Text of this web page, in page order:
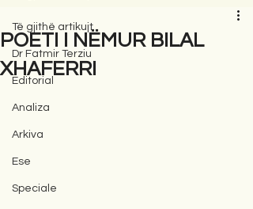
Të gjithë artikujt
Dr Fatmir Terziu
Editorial
Analiza
Arkiva
Ese
Speciale
POETI I NËMUR BILAL
XHAFERRI